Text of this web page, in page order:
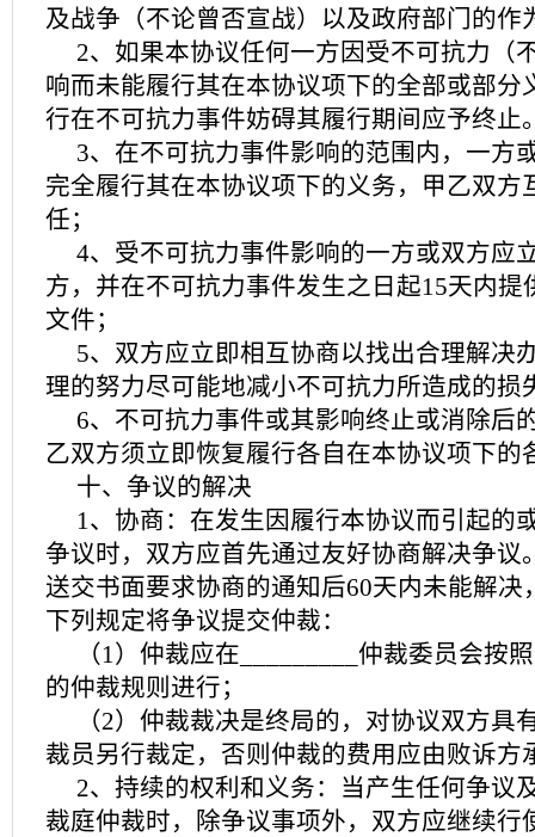
及战争（不论曾否宣战）以及政府部门的作
2、如果本协议任何一方因受不可抗力（
响而未能履行其在本协议项下的全部或部分
行在不可抗力事件妨碍其履行期间应予终止
3、在不可抗力事件影响的范围内，一方
完全履行其在本协议项下的义务，甲乙双方
任；
4、受不可抗力事件影响的一方或双方应
方，并在不可抗力事件发生之日起15天内提
文件；
5、双方应立即相互协商以找出合理解决
理的努力尽可能地减小不可抗力所造成的损
6、不可抗力事件或其影响终止或消除后
乙双方须立即恢复履行各自在本协议项下的
十、争议的解决
1、协商：在发生因履行本协议而引起的
争议时，双方应首先通过友好协商解决争议
送交书面要求协商的通知后60天内未能解决
下列规定将争议提交仲裁：
（1）仲裁应在_________仲裁委员会按
的仲裁规则进行；
（2）仲裁裁决是终局的，对协议双方具
裁员另行裁定，否则仲裁的费用应由败诉方
2、持续的权利和义务：当产生任何争议
裁庭仲裁时，除争议事项外，双方应继续行